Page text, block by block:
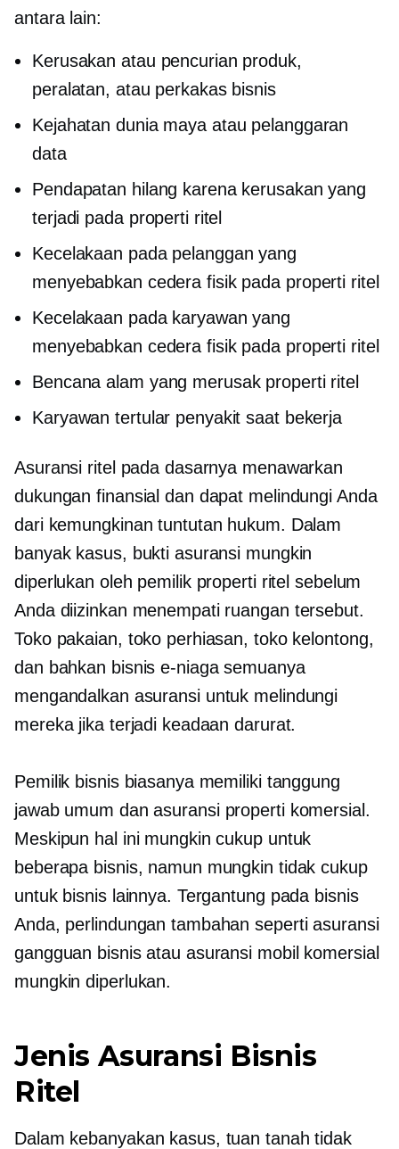
antara lain:
Kerusakan atau pencurian produk,
peralatan, atau perkakas bisnis
Kejahatan dunia maya atau pelanggaran
data
Pendapatan hilang karena kerusakan yang
terjadi pada properti ritel
Kecelakaan pada pelanggan yang
menyebabkan cedera fisik pada properti ritel
Kecelakaan pada karyawan yang
menyebabkan cedera fisik pada properti ritel
Bencana alam yang merusak properti ritel
Karyawan tertular penyakit saat bekerja
Asuransi ritel pada dasarnya menawarkan
dukungan finansial dan dapat melindungi Anda
dari kemungkinan tuntutan hukum. Dalam
banyak kasus, bukti asuransi mungkin
diperlukan oleh pemilik properti ritel sebelum
Anda diizinkan menempati ruangan tersebut.
Toko pakaian, toko perhiasan, toko kelontong,
dan bahkan bisnis e-niaga semuanya
mengandalkan asuransi untuk melindungi
mereka jika terjadi keadaan darurat.
Pemilik bisnis biasanya memiliki tanggung
jawab umum dan asuransi properti komersial.
Meskipun hal ini mungkin cukup untuk
beberapa bisnis, namun mungkin tidak cukup
untuk bisnis lainnya. Tergantung pada bisnis
Anda, perlindungan tambahan seperti asuransi
gangguan bisnis atau asuransi mobil komersial
mungkin diperlukan.
Jenis Asuransi Bisnis
Ritel
Dalam kebanyakan kasus, tuan tanah tidak